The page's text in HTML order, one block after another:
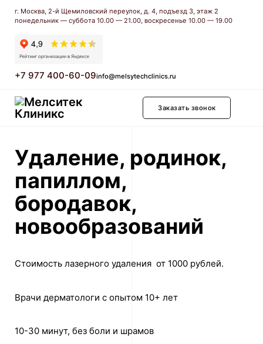
г. Москва, 2-й Щемиловский переулок, д. 4, подъезд 3, этаж 2
понедельник — суббота 10.00 — 21.00, воскресенье 10.00 — 19.00
+7 977 400-60-09info@melsytechclinics.ru
Заказать звонок
Удаление, родинок,
папиллом,
бородавок,
новообразований
Стоимость лазерного удаления от 1000 рублей.
Врачи дерматологи с опытом 10+ лет
10-30 минут, без боли и шрамов